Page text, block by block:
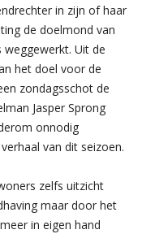
in zijn of haar
de doelmond van
Uit de
het doel voor de
zondagsschot de
Jasper Sprong
onnodig
van dit seizoen.
zelfs uitzicht
maar door het
in eigen hand